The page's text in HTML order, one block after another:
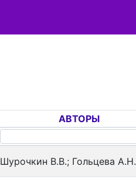
АВТОРЫ
Шурочкин В.В.; Гольцева А.Н.